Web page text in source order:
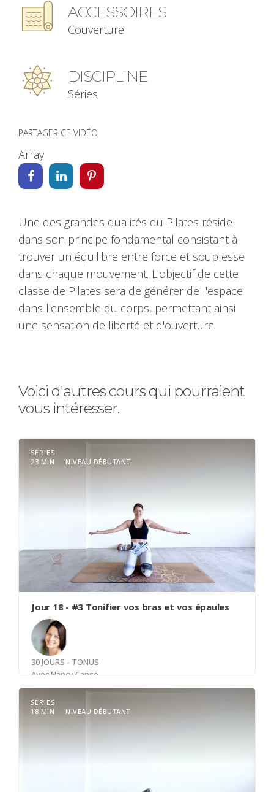
ACCESSOIRES
Couverture
DISCIPLINE
Séries
PARTAGER CE VIDÉO
Array
Une des grandes qualités du Pilates réside
dans son principe fondamental consistant à
trouver un équilibre entre force et souplesse
dans chaque mouvement. L'objectif de cette
classe de Pilates sera de générer de l'espace
dans l'ensemble du corps, permettant ainsi
une sensation de liberté et d'ouverture.
Voici d'autres cours qui pourraient
vous intéresser.
SÉRIES
23 MIN
NIVEAU DÉBUTANT
Jour 18 - #3 Tonifier vos bras et vos épaules
30 JOURS - TONUS
AvecNancy Canse
SÉRIES
18 MIN
NIVEAU DÉBUTANT